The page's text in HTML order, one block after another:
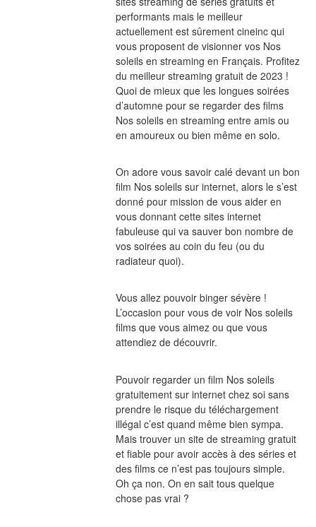
performants mais le meilleur
actuellement est sûrement cineinc qui
vous proposent de visionner vos Nos
soleils en streaming en Français. Profitez
du meilleur streaming gratuit de 2023 !
Quoi de mieux que les longues soirées
d’automne pour se regarder des films
Nos soleils en streaming entre amis ou
en amoureux ou bien même en solo.
On adore vous savoir calé devant un bon
film Nos soleils sur internet, alors le s’est
donné pour mission de vous aider en
vous donnant cette sites internet
fabuleuse qui va sauver bon nombre de
vos soirées au coin du feu (ou du
radiateur quoi).
Vous allez pouvoir binger sévère !
L’occasion pour vous de voir Nos soleils
films que vous aimez ou que vous
attendiez de découvrir.
Pouvoir regarder un film Nos soleils
gratuitement sur internet chez soi sans
prendre le risque du téléchargement
illégal c’est quand même bien sympa.
Mais trouver un site de streaming gratuit
et fiable pour avoir accès à des séries et
des films ce n’est pas toujours simple.
Oh ça non. On en sait tous quelque
chose pas vrai ?